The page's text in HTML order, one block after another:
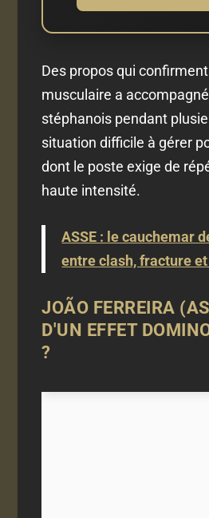
Des propos qui
musculaire a
stéphanois pendant
situation difficile à gérer
dont le poste exige de
haute intensité.
ASSE : le cauchemar
entre clash, fracture
JOÃO FERREIRA
D'UN EFFET
?